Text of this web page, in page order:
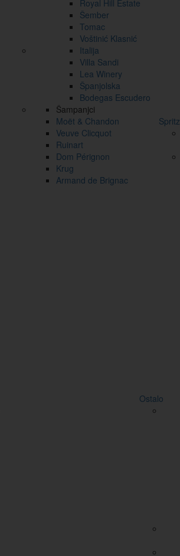
Royal Hill Estate
Šember
Tomac
Voštinić Klasnić
Italija
Villa Sandi
Lea Winery
Španjolska
Bodegas Escudero
Šampanjci
Moët & Chandon
Veuve Clicquot
Ruinart
Dom Pérignon
Krug
Armand de Brignac
Spritz
Ostalo